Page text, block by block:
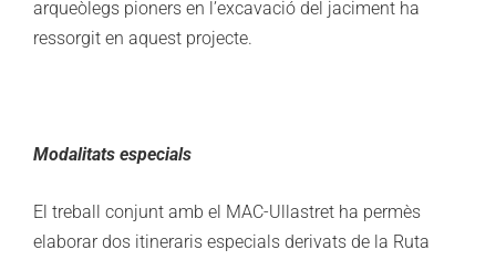
arqueòlegs pioners en l’excavació del jaciment ha
ressorgit en aquest projecte.
Modalitats especials
El treball conjunt amb el MAC-Ullastret ha permès
elaborar dos itineraris especials derivats de la Ruta